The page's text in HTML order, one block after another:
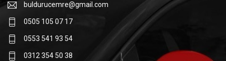
buldurucemre@gmail.com
0505 105 07 17
0553 541 93 54
0312 354 50 38